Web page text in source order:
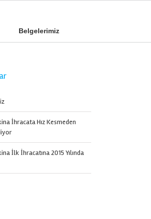
Belgelerimiz
İhracata Hız Kesmeden
İlk İhracatına 2015 Yılında